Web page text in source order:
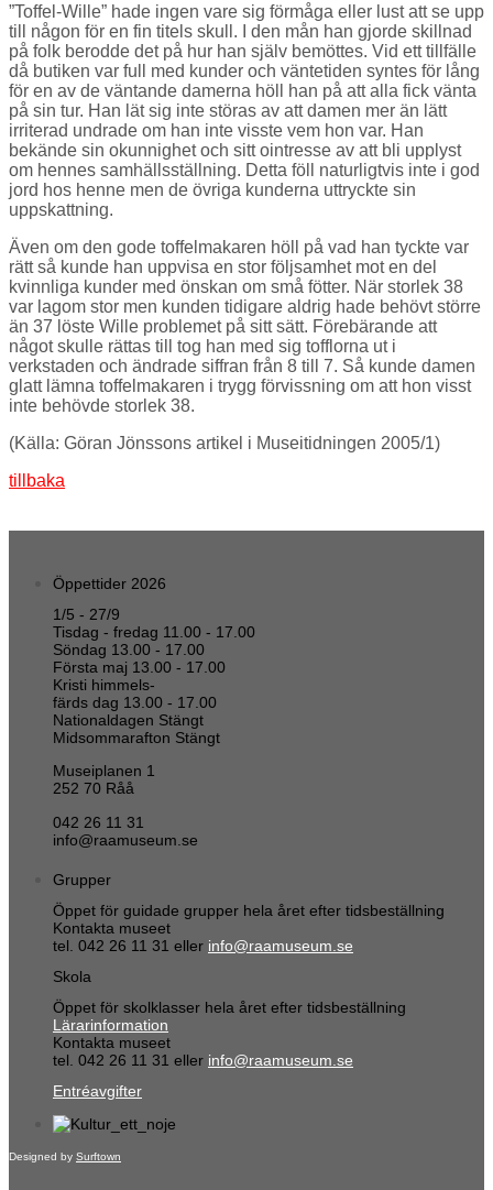
”Toffel-Wille” hade ingen vare sig förmåga eller lust att se upp
till någon för en fin titels skull. I den mån han gjorde skillnad
på folk berodde det på hur han själv bemöttes. Vid ett tillfälle
då butiken var full med kunder och väntetiden syntes för lång
för en av de väntande damerna höll han på att alla fick vänta
på sin tur. Han lät sig inte störas av att damen mer än lätt
irriterad undrade om han inte visste vem hon var. Han
bekände sin okunnighet och sitt ointresse av att bli upplyst
om hennes samhällsställning. Detta föll naturligtvis inte i god
jord hos henne men de övriga kunderna uttryckte sin
uppskattning.
Även om den gode toffelmakaren höll på vad han tyckte var
rätt så kunde han uppvisa en stor följsamhet mot en del
kvinnliga kunder med önskan om små fötter. När storlek 38
var lagom stor men kunden tidigare aldrig hade behövt större
än 37 löste Wille problemet på sitt sätt. Förebärande att
något skulle rättas till tog han med sig tofflorna ut i
verkstaden och ändrade siffran från 8 till 7. Så kunde damen
glatt lämna toffelmakaren i trygg förvissning om att hon visst
inte behövde storlek 38.
(Källa: Göran Jönssons artikel i Museitidningen 2005/1)
tillbaka
Öppettider 2026
1/5 - 27/9
Tisdag - fredag 11.00 - 17.00
Söndag 13.00 - 17.00
Första maj 13.00 - 17.00
Kristi himmels-
färds dag 13.00 - 17.00
Nationaldagen Stängt
Midsommarafton Stängt
Museiplanen 1
252 70 Råå
042 26 11 31
info@raamuseum.se
Grupper
Öppet för guidade grupper hela året efter tidsbeställning
Kontakta museet
tel. 042 26 11 31 eller info@raamuseum.se
Skola
Öppet för skolklasser hela året efter tidsbeställning
Lärarinformation
Kontakta museet
tel. 042 26 11 31 eller info@raamuseum.se
Entréavgifter
Designed by Surftown